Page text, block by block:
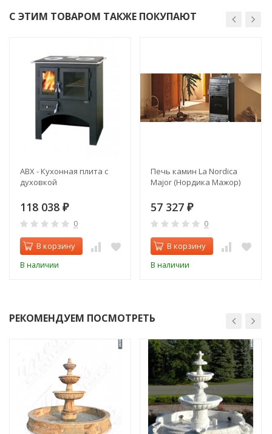
С ЭТИМ ТОВАРОМ ТАКЖЕ ПОКУПАЮТ
ABX - Кухонная плита с
духовкой
118 038 ₽
0
В корзину
В наличии
Печь камин La Nordica
Major (Нордика Мажор)
57 327 ₽
0
В корзину
В наличии
РЕКОМЕНДУЕМ ПОСМОТРЕТЬ